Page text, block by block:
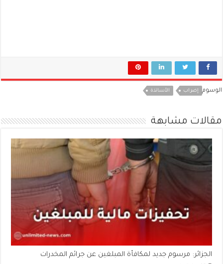
الوسوم إضراب الأساتذة
مقالات مشابهة
الجزائر: مرسوم جديد لمكافأة المبلغين عن جرائم المخدرات